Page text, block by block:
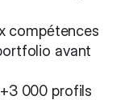
compétences
avant
000 profils